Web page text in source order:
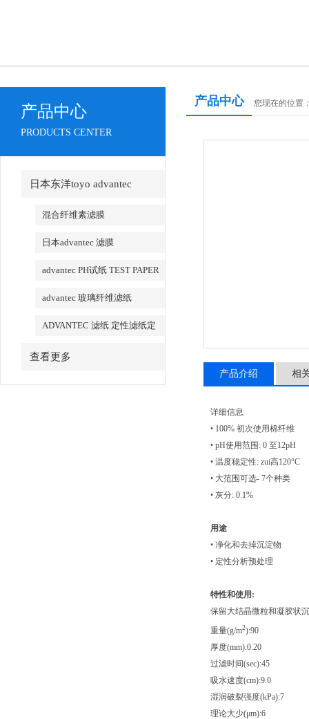
产品中心
PRODUCTS CENTER
日本东洋toyo advantec
混合纤维素滤膜
日本advantec 滤膜
advantec PH试纸 TEST PAPER
advantec 玻璃纤维滤纸
ADVANTEC 滤纸 定性滤纸定
查看更多
产品中心 您现在的位置
产品介绍 相
详细信息
• 100% 初次使用棉纤维
• pH使用范围: 0 至12pH
• 温度稳定性: zui高120°C
• 大范围可选- 7个种类
• 灰分: 0.1%
用途
• 净化和去掉沉淀物
• 定性分析预处理
特性和使用 :
保留大结晶微粒和凝胶状
重量(g/m2):90
厚度(mm):0.20
过滤时间(sec):45
吸水速度(cm):9.0
湿润破裂强度(kPa):7
理论大少(μm):6